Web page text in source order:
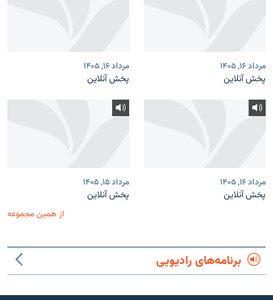
مرداد ۱۶, ۱۴۰۵
پخش آنلاین
مرداد ۱۶, ۱۴۰۵
پخش آنلاین
مرداد ۱۶, ۱۴۰۵
پخش آنلاین
مرداد ۱۵, ۱۴۰۵
پخش آنلاین
از همین مجموعه
برنامه‌های رادیویی